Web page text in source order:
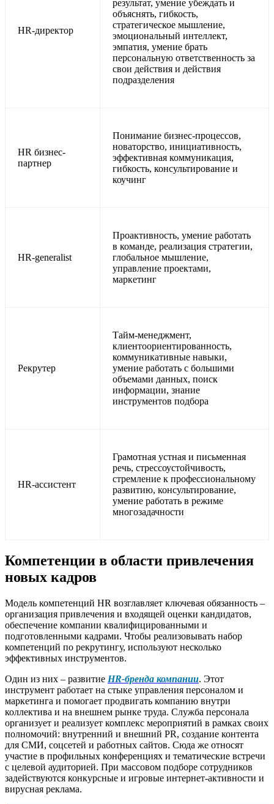
HR-директор
результат, умение убеждать и
объяснять, гибкость,
стратегическое мышление,
эмоциональный интеллект,
эмпатия, умение брать
персональную ответственность за
свои действия и действия
подразделения
HR бизнес-
партнер
Понимание бизнес-процессов,
новаторство, инициативность,
эффективная коммуникация,
гибкость, консультирование и
коучинг
HR-generalist
Проактивность, умение работать
в команде, реализация стратегии,
глобальное мышление,
управление проектами,
маркетинг
Рекрутер
Тайм-менеджмент,
клиентоориентированность,
коммуникативные навыки,
умение работать с большими
объемами данных, поиск
информации, знание
инструментов подбора
HR-ассистент
Грамотная устная и письменная
речь, стрессоустойчивость,
стремление к профессиональному
развитию, консультирование,
умение работать в режиме
многозадачности
Компетенции в области привлечения
новых кадров
Модель компетенций HR возглавляет ключевая обязанность –
организация привлечения и входящей оценки кандидатов,
обеспечение компании квалифицированными и
подготовленными кадрами. Чтобы реализовывать набор
компетенций по рекрутингу, используют несколько
эффективных инструментов.
Один из них – развитие HR-бренда компании. Этот
инструмент работает на стыке управления персоналом и
маркетинга и помогает продвигать компанию внутри
коллектива и на внешнем рынке труда. Служба персонала
организует и реализует комплекс мероприятий в рамках своих
полномочий: внутренний и внешний PR, создание контента
для СМИ, соцсетей и работных сайтов. Сюда же относят
участие в профильных конференциях и тематические встречи
с целевой аудиторией. При массовом подборе сотрудников
задействуются конкурсные и игровые интернет-активности и
вирусная реклама.